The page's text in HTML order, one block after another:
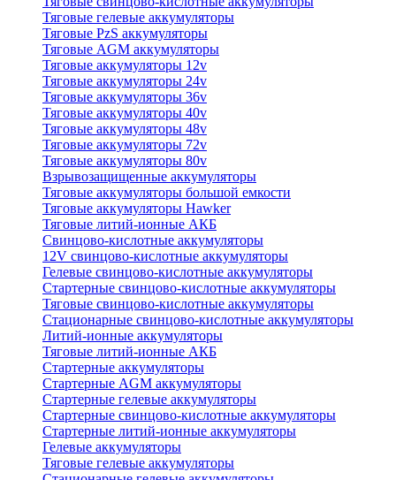
Тяговые гелевые аккумуляторы
Тяговые PzS аккумуляторы
Тяговые AGM аккумуляторы
Тяговые аккумуляторы 12v
Тяговые аккумуляторы 24v
Тяговые аккумуляторы 36v
Тяговые аккумуляторы 40v
Тяговые аккумуляторы 48v
Тяговые аккумуляторы 72v
Тяговые аккумуляторы 80v
Взрывозащищенные аккумуляторы
Тяговые аккумуляторы большой емкости
Тяговые аккумуляторы Hawker
Тяговые литий-ионные АКБ
Свинцово-кислотные аккумуляторы
12V свинцово-кислотные аккумуляторы
Гелевые свинцово-кислотные аккумуляторы
Стартерные свинцово-кислотные аккумуляторы
Тяговые свинцово-кислотные аккумуляторы
Стационарные свинцово-кислотные аккумуляторы
Литий-ионные аккумуляторы
Тяговые литий-ионные АКБ
Стартерные аккумуляторы
Стартерные AGM аккумуляторы
Стартерные гелевые аккумуляторы
Стартерные свинцово-кислотные аккумуляторы
Стартерные литий-ионные аккумуляторы
Гелевые аккумуляторы
Тяговые гелевые аккумуляторы